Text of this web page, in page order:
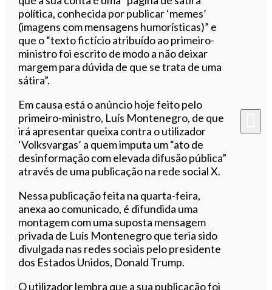
política, conhecida por publicar ‘memes’
(imagens com mensagens humorísticas)” e
que o “texto fictício atribuído ao primeiro-
ministro foi escrito de modo a não deixar
margem para dúvida de que se trata de uma
sátira”.
Em causa está o anúncio hoje feito pelo
primeiro-ministro, Luís Montenegro, de que
irá apresentar queixa contra o utilizador
‘Volksvargas’ a quem imputa um “ato de
desinformação com elevada difusão pública”
através de uma publicação na rede social X.
Nessa publicação feita na quarta-feira,
anexa ao comunicado, é difundida uma
montagem com uma suposta mensagem
privada de Luís Montenegro que teria sido
divulgada nas redes sociais pelo presidente
dos Estados Unidos, Donald Trump.
O utilizador lembra que a sua publicação foi